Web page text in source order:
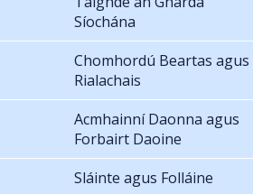
Síochána
Chomhordú Beartas agus
Rialachais
Acmhainní Daonna agus
Forbairt Daoine
Sláinte agus Folláine